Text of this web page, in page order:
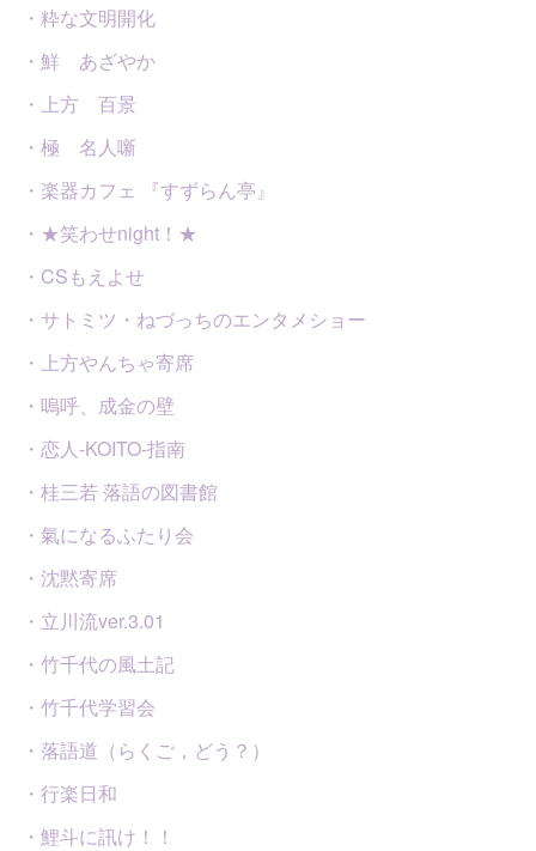
・粋な文明開化
・鮮 あざやか
・上方 百景
・極 名人噺
・楽器カフェ 『すずらん亭』
・★笑わせnight！★
・CSもえよせ
・サトミツ・ねづっちのエンタメショー
・上方やんちゃ寄席
・嗚呼、成金の壁
・恋人-KOITO-指南
・桂三若 落語の図書館
・氣になるふたり会
・沈黙寄席
・立川流ver.3.01
・竹千代の風土記
・竹千代学習会
・落語道（らくご，どう？）
・行楽日和
・鯉斗に訊け！！